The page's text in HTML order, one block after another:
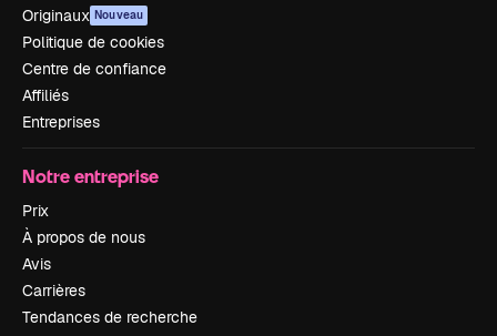
Originaux Nouveau
Politique de cookies
Centre de confiance
Affiliés
Entreprises
Notre entreprise
Prix
À propos de nous
Avis
Carrières
Tendances de recherche